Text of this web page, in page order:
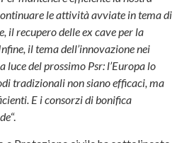
le attività avviate in tema di
il recupero delle ex cave per la
il tema dell’innovazione nei
luce del prossimo Psr: l’Europa lo
tradizionali non siano efficaci, ma
E i consorzi di bonifica
“.